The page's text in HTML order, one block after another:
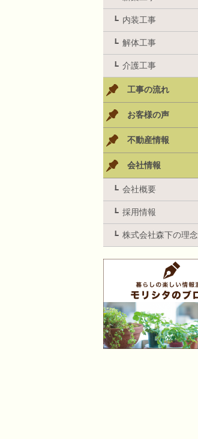
内装工事
解体工事
介護工事
工事の流れ
お客様の声
不動産情報
会社情報
会社概要
採用情報
株式会社森下の理念